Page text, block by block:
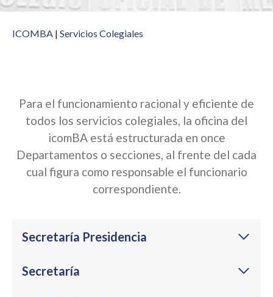
ICOMBA | Servicios Colegiales
Para el funcionamiento racional y eficiente de
todos los servicios colegiales, la oficina del
icomBA está estructurada en once
Departamentos o secciones, al frente del cada
cual figura como responsable el funcionario
correspondiente.
Secretaría Presidencia
Secretaría